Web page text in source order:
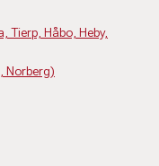
Tierp, Håbo, Heby,
Norberg)